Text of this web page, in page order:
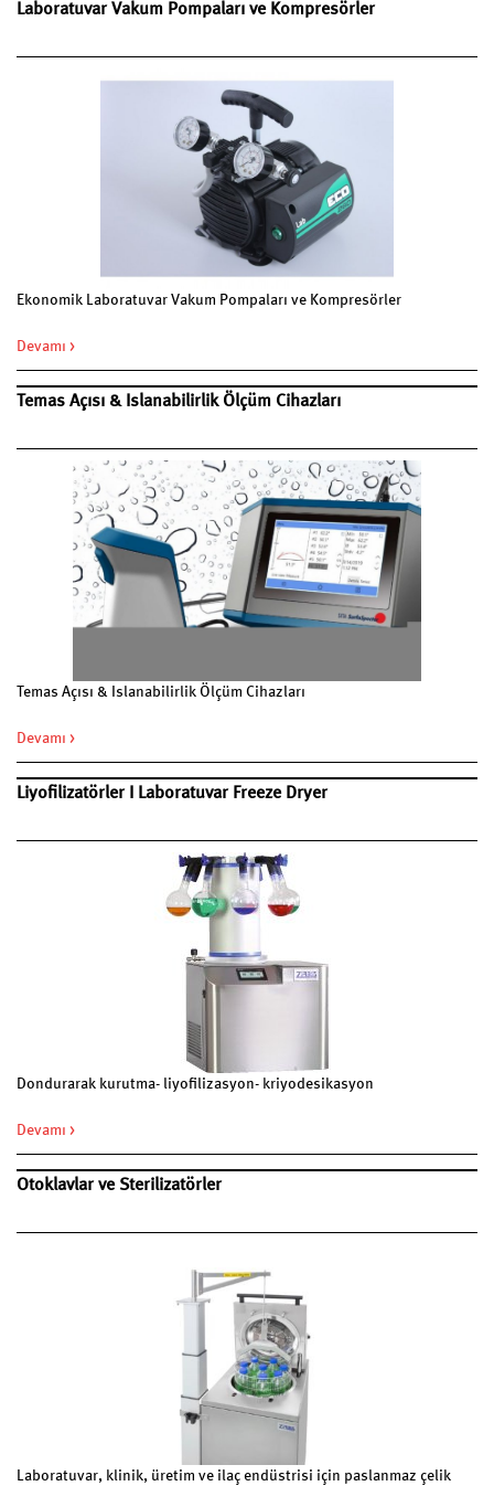
Laboratuvar Vakum Pompaları ve Kompresörler
Ekonomik Laboratuvar Vakum Pompaları ve Kompresörler
Devamı >
Temas Açısı & Islanabilirlik Ölçüm Cihazları
Temas Açısı & Islanabilirlik Ölçüm Cihazları
Devamı >
Liyofilizatörler I Laboratuvar Freeze Dryer
Dondurarak kurutma- liyofilizasyon- kriyodesikasyon
Devamı >
Otoklavlar ve Sterilizatörler
Laboratuvar, klinik, üretim ve ilaç endüstrisi için paslanmaz çelik